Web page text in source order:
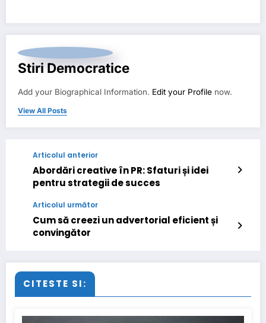
Stiri Democratice
Add your Biographical Information. Edit your Profile now.
View All Posts
Articolul anterior
Abordări creative în PR: Sfaturi și idei
pentru strategii de succes
Articolul următor
Cum să creezi un advertorial eficient și
convingător
CITESTE SI: